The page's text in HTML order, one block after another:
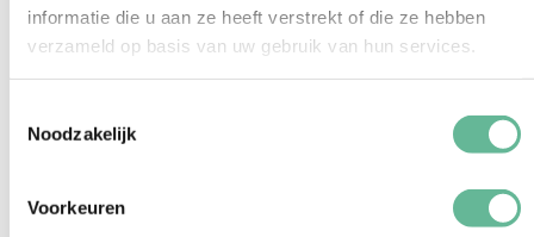
informatie die u aan ze heeft verstrekt of die ze hebben
verzameld op basis van uw gebruik van hun services.
Noodzakelijk
Voorkeuren